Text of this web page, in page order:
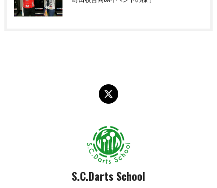
S.C.Darts School